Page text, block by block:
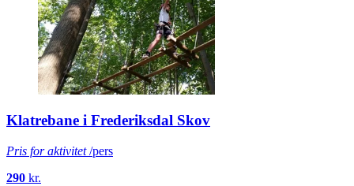
Klatrebane i Frederiksdal Skov
Pris for aktivitet/pers
290 kr.